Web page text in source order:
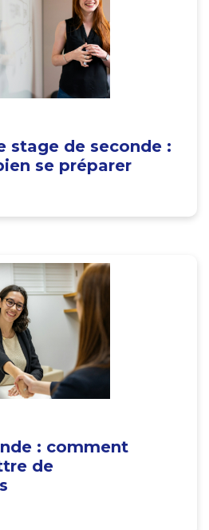
stage de seconde :
se préparer
: comment
de